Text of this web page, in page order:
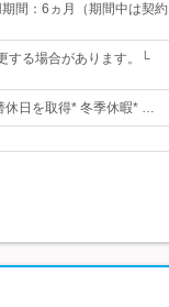
間：6ヵ月（期間中は契約
する場合があります。└
休日を取得* 冬季休暇* …